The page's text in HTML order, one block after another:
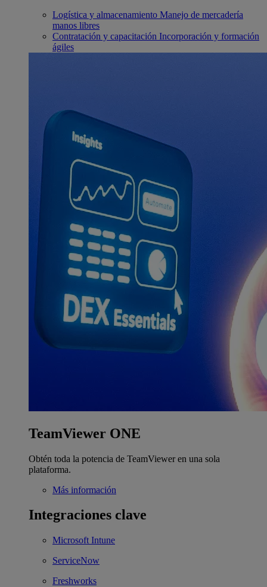
Logística y almacenamiento Manejo de mercadería
manos libres
Contratación y capacitación Incorporación y formación
ágiles
TeamViewer ONE
Obtén toda la potencia de TeamViewer en una sola
plataforma.
Más información
Integraciones clave
Microsoft Intune
ServiceNow
Freshworks